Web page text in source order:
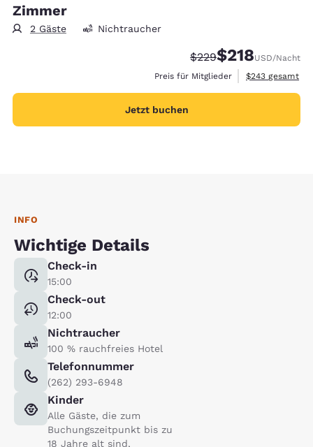
Zimmer
2 Gäste Nichtraucher
Durchgestrichener
$229Vergünstigter
$218USD/Nacht
Preis für Mitglieder
Geschätzte
$243 gesamt
Jetzt buchen
INFO
Wichtige Details
Check-in
15:00
Check-out
12:00
Nichtraucher
100 % rauchfreies Hotel
Telefonnummer
(262) 293-6948
Kinder
Alle Gäste, die zum
Buchungszeitpunkt bis zu
18 Jahre alt sind,